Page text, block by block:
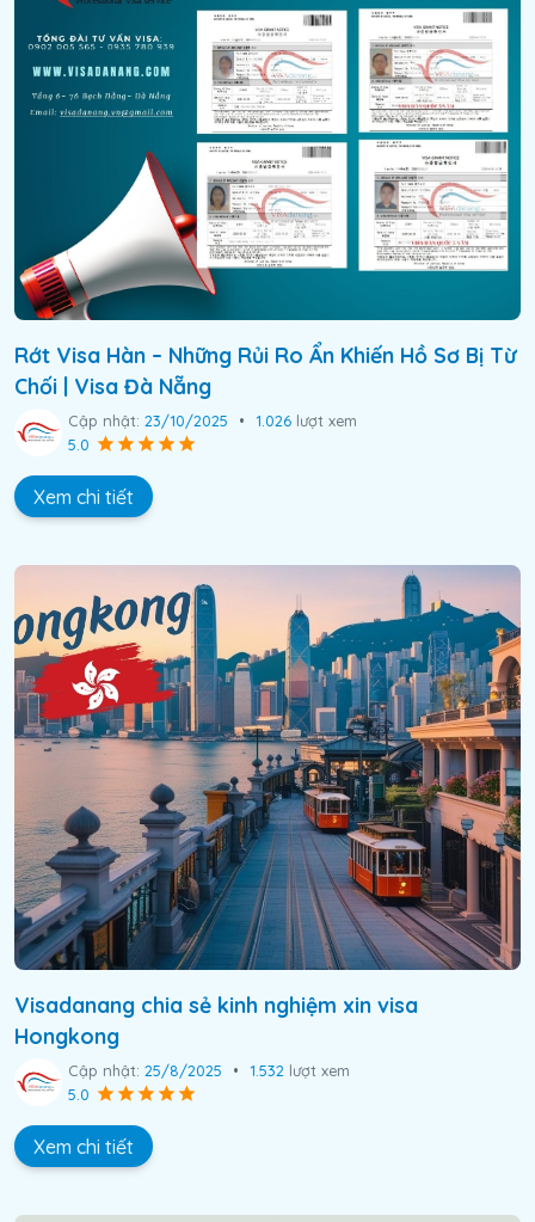
Rớt Visa Hàn – Những Rủi Ro Ẩn Khiến Hồ Sơ Bị Từ
Chối | Visa Đà Nẵng
Cập nhật: 23/10/2025 • 1.026 lượt xem
5.0
Xem chi tiết
Visadanang chia sẻ kinh nghiệm xin visa
Hongkong
Cập nhật: 25/8/2025 • 1.532 lượt xem
5.0
Xem chi tiết